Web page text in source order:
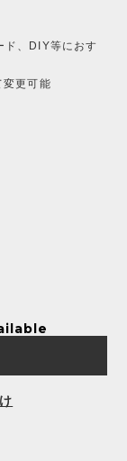
ド、DIY等におす
変更可能